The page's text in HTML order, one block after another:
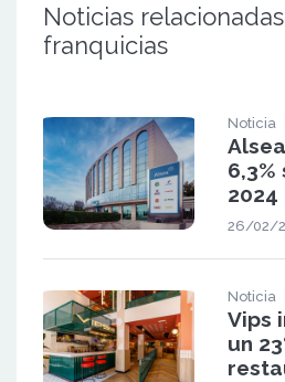
Noticias
franquicias
Noticia
6,3%
2024
26/02/
Noticia
Vips
un